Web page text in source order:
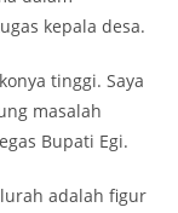
kepala desa.
tinggi. Saya
masalah
Bupati Egi.
adalah figur